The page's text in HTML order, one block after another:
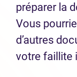
préparer la
Vous
d’autres
votre faillite